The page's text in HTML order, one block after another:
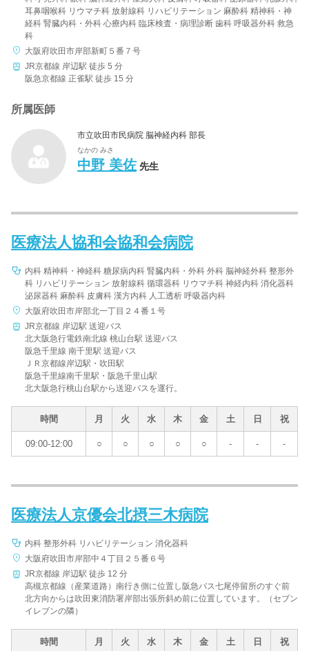
耳鼻咽喉科 リウマチ科 放射線科 リハビリテーション 麻酔科 精神科・神
経科 腎臓内科・外科 心療内科 臨床検査・病理診断 歯科 呼吸器外科 救急
科
大阪府吹田市岸部新町５番７号
JR京都線 岸辺駅 徒歩 5 分
阪急京都線 正雀駅 徒歩 15 分
所属医師
市立吹田市民病院 脳神経内科 部長
なかの みさ
中野 美佐 先生
医療法人協和会協和会病院
内科 精神科・神経科 糖尿病内科 腎臓内科・外科 外科 脳神経外科 整形外
科 リハビリテーション 放射線科 循環器科 リウマチ科 神経内科 消化器科
泌尿器科 麻酔科 皮膚科 漢方内科 人工透析 呼吸器内科
大阪府吹田市岸部北一丁目２４番１号
JR京都線 岸辺駅 送迎バス
北大阪急行電鉄南北線 桃山台駅 送迎バス
阪急千里線 南千里駅 送迎バス
ＪＲ京都線岸辺駅・吹田駅
阪急千里線南千里駅・阪急千里山駅
北大阪急行桃山台駅から送迎バスを運行。
時間 月 火 水 木 金 土 日 祝
09:00-12:00 ○ ○ ○ ○ ○ - - -
医療法人京優会北摂三木病院
内科 整形外科 リハビリテーション 消化器科
大阪府吹田市岸部中４丁目２５番６号
JR京都線 岸辺駅 徒歩 12 分
高槻京都線（産業道路）南行き側に位置し阪急バス七尾停留所のすぐ前
北方向からは吹田東消防署岸部出張所斜め前に位置しています。（セブン
イレブンの隣）
時間 月 火 水 木 金 土 日 祝